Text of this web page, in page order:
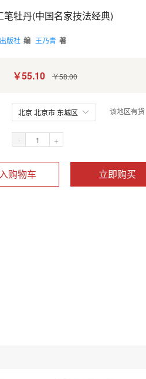
笔牡丹(中国名家技法经典)
版社 编 王乃青 著
￥55.10 ￥58.00
北京 北京市 东城区 该地区有货
- +
购物车 立即购买